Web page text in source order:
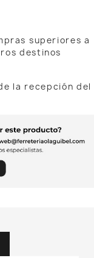
superiores a
destinos
la recepción del